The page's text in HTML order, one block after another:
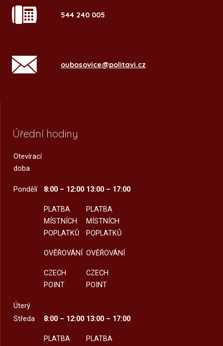
544 240 005
oubosovice@politavi.cz
Úřední hodiny
Otevírací
doba
Pondělí 8:00 – 12:00
PLATBA
MÍSTNÍCH
POPLATKŮ
OVĚŘOVÁNÍ
CZECH
POINT
13:00 – 17:00
PLATBA
MÍSTNÍCH
POPLATKŮ
OVĚŘOVÁNÍ
CZECH
POINT
Úterý
Středa
8:00 – 12:00
PLATBA
13:00 – 17:00
PLATBA